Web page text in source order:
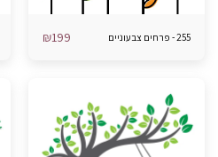
255 - פרחים צבעוניים ₪199